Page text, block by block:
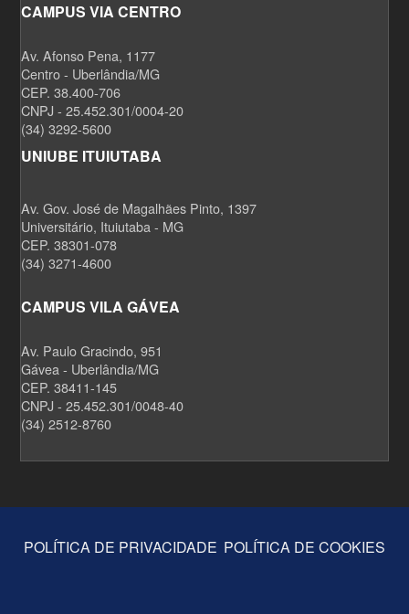
CAMPUS VIA CENTRO
Av. Afonso Pena, 1177
Centro - Uberlândia/MG
CEP. 38.400-706
CNPJ - 25.452.301/0004-20
(34) 3292-5600
UNIUBE ITUIUTABA
Av. Gov. José de Magalhães Pinto, 1397
Universitário, Ituiutaba - MG
CEP. 38301-078
(34) 3271-4600
CAMPUS VILA GÁVEA
Av. Paulo Gracindo, 951
Gávea - Uberlândia/MG
CEP. 38411-145
CNPJ - 25.452.301/0048-40
(34) 2512-8760
POLÍTICA DE PRIVACIDADE POLÍTICA DE COOKIES